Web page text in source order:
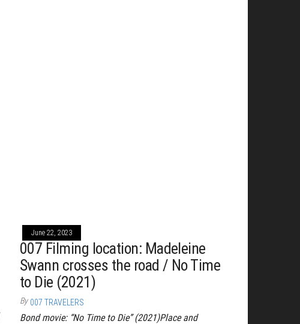
June 22, 2023
007 Filming location: Madeleine
Swann crosses the road / No Time
to Die (2021)
By 007 TRAVELERS
Bond movie: “No Time to Die” (2021)Place and